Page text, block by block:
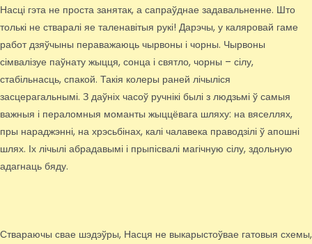
Насці гэта не проста занятак, а сапраўднае задавальненне. Што
толькі не стваралі яе таленавітыя рукі! Дарэчы, у каляровай гаме
работ дзяўчыны пераважаюць чырвоны і чорны. Чырвоны
сімвалізуе паўнату жыцця, сонца і святло, чорны – сілу,
стабільнасць, спакой. Такія колеры раней лічыліся
засцерагальнымі. З даўніх часоў ручнікі былі з людзьмі ў самыя
важныя і пераломныя моманты жыццёвага шляху: на вяселлях,
пры нараджэнні, на хрэсьбінах, калі чалавека праводзілі ў апошні
шлях. Іх лічылі абрадавымі і прыпісвалі магічную сілу, здольную
адагнаць бяду.
Ствараючы свае шэдэўры, Насця не выкарыстоўвае гатовыя схемы,